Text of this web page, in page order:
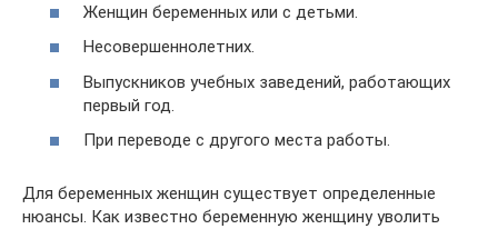
Женщин беременных или с детьми.
Несовершеннолетних.
Выпускников учебных заведений, работающих
первый год.
При переводе с другого места работы.
Для беременных женщин существует определенные
нюансы. Как известно беременную женщину уволить